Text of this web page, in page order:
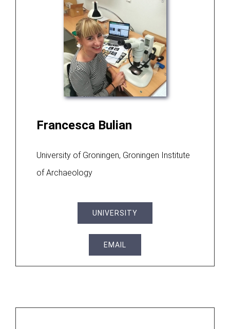
Francesca Bulian
University of Groningen, Groningen Institute
of Archaeology
UNIVERSITY
EMAIL